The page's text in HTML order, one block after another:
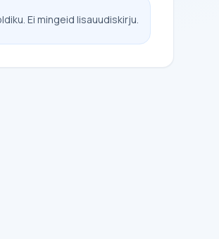
Ei mingeid lisauudiskirju.